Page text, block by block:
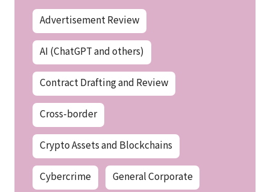
Advertisement Review
AI (ChatGPT and others)
Contract Drafting and Review
Cross-border
Crypto Assets and Blockchains
Cybercrime General Corporate